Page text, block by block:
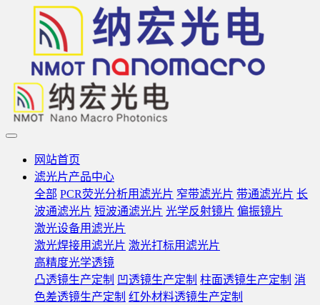
网站首页
滤光片产品中心
全部 PCR荧光分析用滤光片 窄带滤光片 带通滤光片 长
波通滤光片 短波通滤光片 光学反射镜片 偏振镜片
激光设备用滤光片
激光焊接用滤光片 激光打标用滤光片
高精度光学透镜
凸透镜生产定制 凹透镜生产定制 柱面透镜生产定制 消
色差透镜生产定制 红外材料透镜生产定制